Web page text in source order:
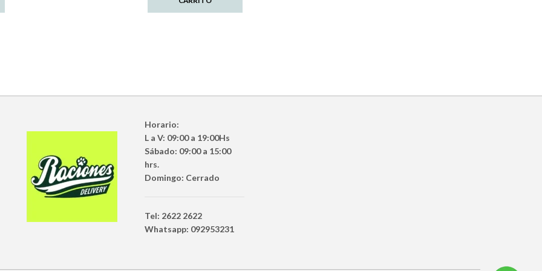
Horario:
L a V: 09:00 a 19:00Hs
Sábado: 09:00 a 15:00
hrs.
Domingo: Cerrado
Tel: 2622 2622
Whatsapp: 092953231